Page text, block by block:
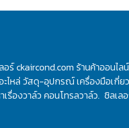
ร์ ckaircond.com ร้านค้าออนไล
ะไหล่ วัสดุ-อุปกรณ์ เครื่องมือเกี่ย
องวาล์ว คอนโทรลวาล์ว. ชิลเล